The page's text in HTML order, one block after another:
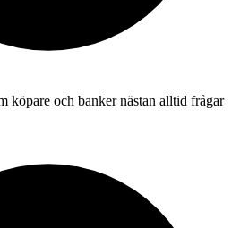
köpare och banker nästan alltid frågar